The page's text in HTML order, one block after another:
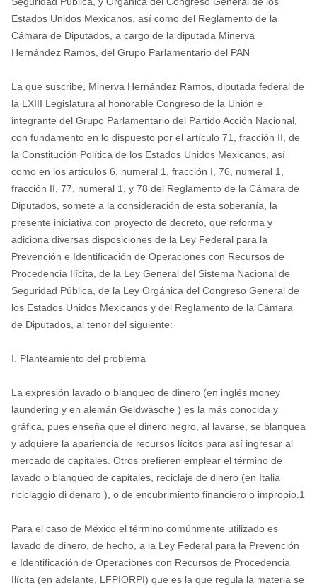
Estados Unidos Mexicanos, así como del Reglamento de la
Cámara de Diputados, a cargo de la diputada Minerva
Hernández Ramos, del Grupo Parlamentario del PAN
La que suscribe, Minerva Hernández Ramos, diputada federal de
la LXIII Legislatura al honorable Congreso de la Unión e
integrante del Grupo Parlamentario del Partido Acción Nacional,
con fundamento en lo dispuesto por el artículo 71, fracción II, de
la Constitución Política de los Estados Unidos Mexicanos, así
como en los artículos 6, numeral 1, fracción I, 76, numeral 1,
fracción II, 77, numeral 1, y 78 del Reglamento de la Cámara de
Diputados, somete a la consideración de esta soberanía, la
presente iniciativa con proyecto de decreto, que reforma y
adiciona diversas disposiciones de la Ley Federal para la
Prevención e Identificación de Operaciones con Recursos de
Procedencia Ilícita, de la Ley General del Sistema Nacional de
Seguridad Pública, de la Ley Orgánica del Congreso General de
los Estados Unidos Mexicanos y del Reglamento de la Cámara
de Diputados, al tenor del siguiente:
I. Planteamiento del problema
La expresión lavado o blanqueo de dinero (en inglés money
laundering y en alemán Geldwäsche ) es la más conocida y
gráfica, pues enseña que el dinero negro, al lavarse, se blanquea
y adquiere la apariencia de recursos lícitos para así ingresar al
mercado de capitales. Otros prefieren emplear el término de
lavado o blanqueo de capitales, reciclaje de dinero (en Italia
riciclaggio di denaro ), o de encubrimiento financiero o impropio.1
Para el caso de México el término comúnmente utilizado es
lavado de dinero, de hecho, a la Ley Federal para la Prevención
e Identificación de Operaciones con Recursos de Procedencia
Ilícita (en adelante, LFPIORPI) que es la que regula la materia se